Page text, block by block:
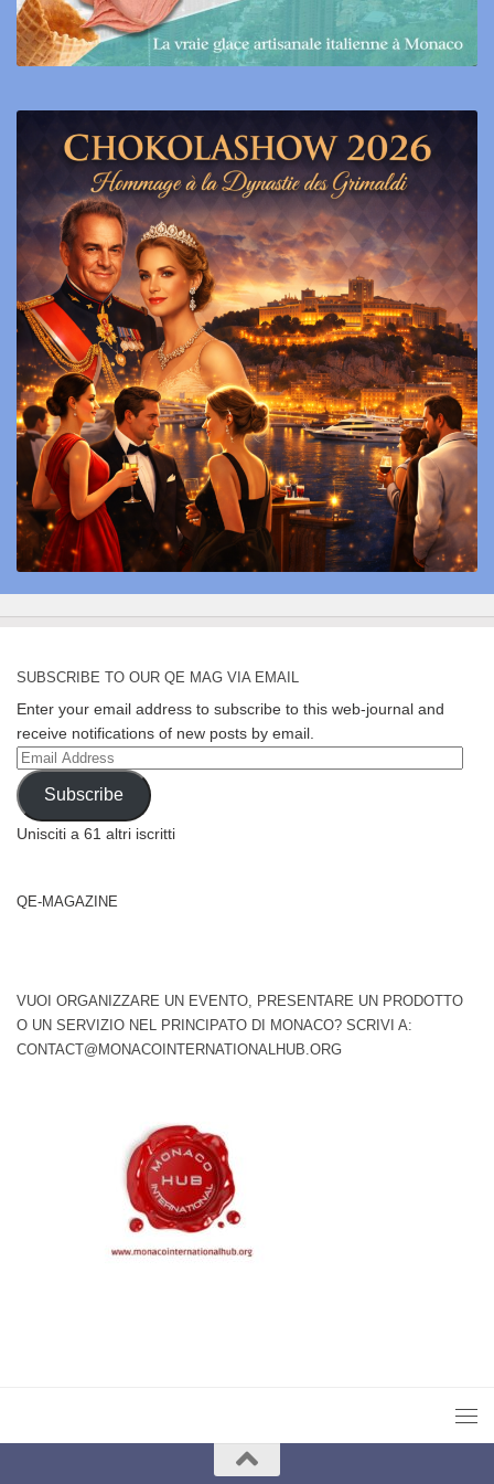
SUBSCRIBE TO OUR QE MAG VIA EMAIL
Enter your email address to subscribe to this web-journal and
receive notifications of new posts by email.
Email
Address
Subscribe
Unisciti a 61 altri iscritti
QE-MAGAZINE
VUOI ORGANIZZARE UN EVENTO, PRESENTARE UN PRODOTTO
O UN SERVIZIO NEL PRINCIPATO DI MONACO? SCRIVI A:
CONTACT@MONACOINTERNATIONALHUB.ORG